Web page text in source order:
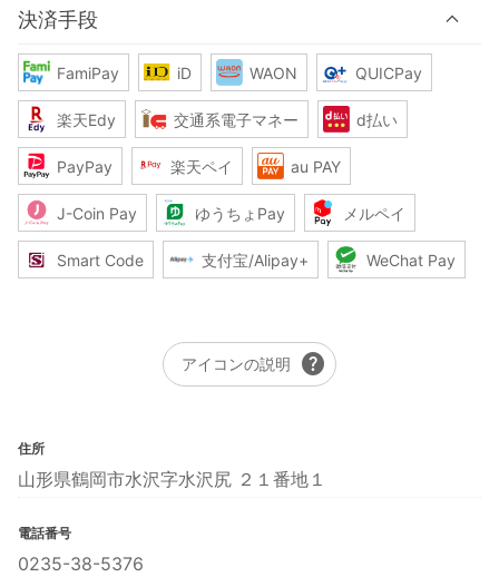
決済手段
FamiPay iD WAON QUICPay
楽天Edy 交通系電子マネー d払い
PayPay 楽天ペイ au PAY
J-Coin Pay ゆうちょPay メルペイ
Smart Code 支付宝/Alipay+ WeChat Pay
アイコンの説明 help
住所
山形県鶴岡市水沢字水沢尻 ２１番地１
電話番号
0235-38-5376